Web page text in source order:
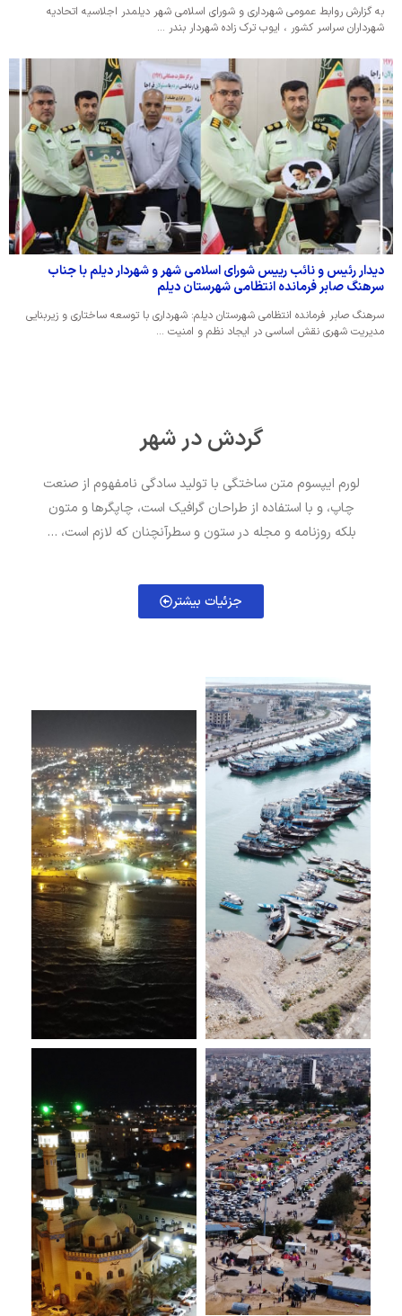
به گزارش روابط عمومی شهرداری و شورای اسلامی شهر دیلمدر اجلاسیه اتحادیه
شهرداران سراسر کشور ، ایوب ترک زاده شهردار بندر …
دیدار رئیس و نائب رییس شورای اسلامی شهر و شهردار دیلم با جناب
سرهنگ صابر فرمانده انتظامی شهرستان دیلم
سرهنگ صابر فرمانده انتظامی شهرستان دیلم: شهرداری با توسعه ساختاری و زیربنایی
مدیریت شهری نقش اساسی در ایجاد نظم و امنیت …
گردش در شهر
لورم ایپسوم متن ساختگی با تولید سادگی نامفهوم از صنعت
چاپ، و با استفاده از طراحان گرافیک است، چاپگرها و متون
بلکه روزنامه و مجله در ستون و سطرآنچنان که لازم است، …
جزئیات بیشتر